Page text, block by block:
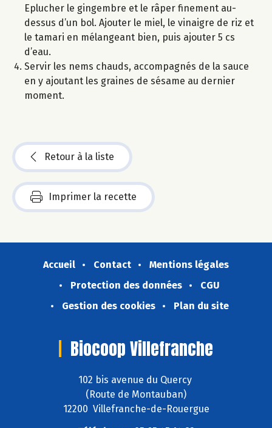
Eplucher le gingembre et le râper finement au-
dessus d’un bol. Ajouter le miel, le vinaigre de riz et
le tamari en mélangeant bien, puis ajouter 5 cs
d’eau.
Servir les nems chauds, accompagnés de la sauce
en y ajoutant les graines de sésame au dernier
moment.
Retour à la liste
Imprimer la recette
Accueil Contact
Mentions légales
Protection des données
CGU
Gestion des cookies
Plan du site
Biocoop Villefranche
102 bis avenue du Quercy
(Route de Montauban)
12200 Villefranche-de-Rouergue